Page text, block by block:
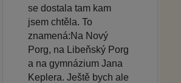
se dostala tam kam
jsem chtěla. To
znamená:Na Nový
Porg, na Libeňský Porg
a na gymnázium Jana
Keplera. Ještě bych ale